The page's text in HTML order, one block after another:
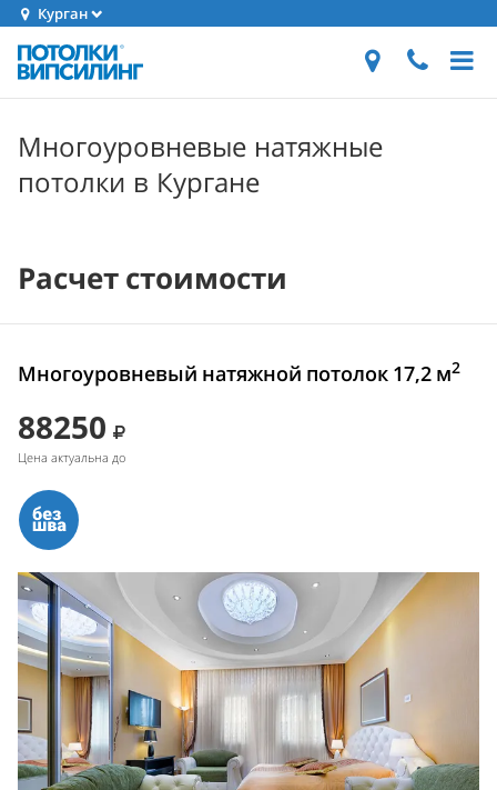
Курган
Многоуровневые натяжные
потолки в Кургане
Расчет стоимости
Многоуровневый натяжной потолок 17,2 м2
88250
Цена актуальна до